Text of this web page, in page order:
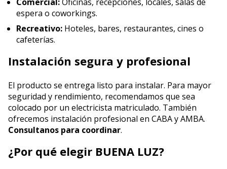
Comercial:Oficinas, recepciones, locales, salas de
espera o coworkings.
Recreativo: Hoteles, bares, restaurantes, cines o
cafeterías.
Instalación segura y profesional
El producto se entrega listo para instalar. Para mayor
seguridad y rendimiento, recomendamos que sea
colocado por un electricista matriculado. También
ofrecemos instalación profesional en CABA y AMBA.
Consultanos para coordinar.
¿Por qué elegir BUENA LUZ?